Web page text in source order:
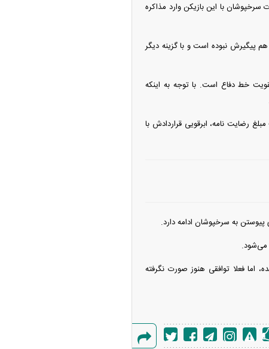
با این بازیکن وارد مذاکره
هم پیگیرش نبوده است و با گزینه دیگر
برای تقویت خط دفاع است. با توجه به اینکه
رضایت نامه، ابرقویی قراردادش با
به سرخپوشان ادامه دارد.
می‌شود.
شروع شده، اما فعلا توافقی هنوز صورت نگرفته